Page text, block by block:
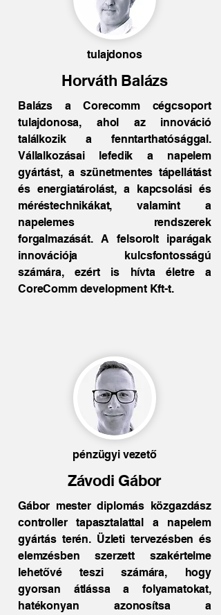
tulajdonos
Horváth Balázs
Balázs a Corecomm cégcsoport
tulajdonosa, ahol az innováció
találkozik a fenntarthatósággal.
Vállalkozásai lefedik a napelem
gyártást, a szünetmentes tápellátást
és energiatárolást, a kapcsolási és
méréstechnikákat, valamint a
napelemes rendszerek
forgalmazását. A felsorolt iparágak
innovációja kulcsfontosságú
számára, ezért is hívta életre a
CoreComm development Kft-t.
pénzügyi vezető
Závodi Gábor
Gábor mester diplomás közgazdász
controller tapasztalattal a napelem
gyártás terén. Üzleti tervezésben és
elemzésben szerzett szakértelme
lehetővé teszi számára, hogy
gyorsan átlássa a folyamatokat,
hatékonyan azonosítsa a